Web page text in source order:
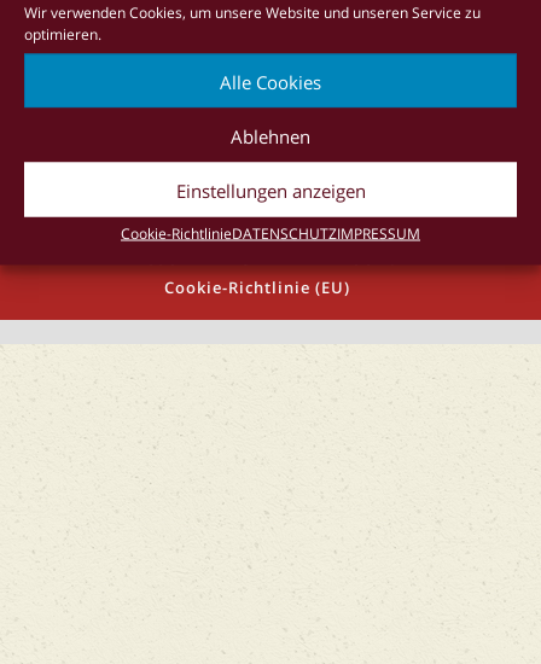
Wir verwenden Cookies, um unsere Website und unseren Service zu
optimieren.
Alle Cookies
Ablehnen
Einstellungen anzeigen
Cookie-RichtlinieDATENSCHUTZIMPRESSUM
Cookie-Richtlinie (EU)